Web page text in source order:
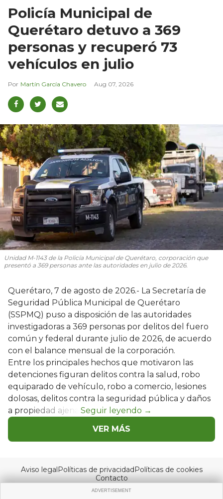
Policía Municipal de
Querétaro detuvo a 369
personas y recuperó 73
vehículos en julio
Martín García Chavero Aug 07, 2026
Unidad M-1143 de la Policía Municipal de Querétaro, corporación que
presentó a 369 personas ante las autoridades en julio de 2026.
Querétaro, 7 de agosto de 2026.- La Secretaría de
Seguridad Pública Municipal de Querétaro
(SSPMQ) puso a disposición de las autoridades
investigadoras a 369 personas por delitos del fuero
común y federal durante julio de 2026, de acuerdo
con el balance mensual de la corporación.
Entre los principales hechos que motivaron las
detenciones figuran delitos contra la salud, robo
equiparado de vehículo, robo a comercio, lesiones
dolosas, delitos contra la seguridad pública y daños
a propiedad ajena.
VER MÁS
Aviso legalPolíticas de privacidadPolíticas de cookies
Contacto